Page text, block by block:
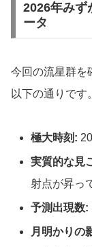
2026年みず
ータ
今回の流星群を
以下の通りです。
極大時刻:
実質的な見
射点が昇っ
予測出現数:
月明かりの